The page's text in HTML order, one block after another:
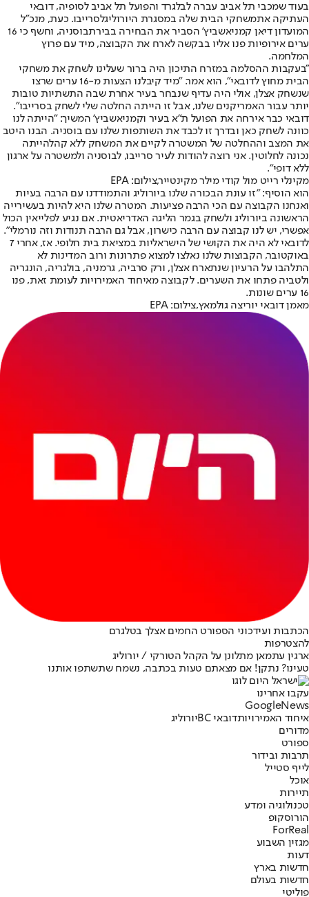
בעוד שמכבי תל אביב עברה לבלגרד והפועל תל אביב לסופיה, דובאי
העתיקה אתמשחקי הבית שלה במסגרת היורוליגלסרייבו. כעת, מנכ"ל
המועדון דיאן קמניאשביץ' הסביר את הבחירה בבירתבוסניה
, וחשף כי 16
ערים אירופיות פנו אליו בבקשה לארח את הקבוצה, מיד עם פרוץ
המלחמה.
"בעקבות ההסלמה במזרח התיכון היה ברור שעלינו לשחק את משחקי
הבית מחוץ לדובאי", הוא אמר. "מיד קיבלנו הצעות מ-16 ערים שרצו
שנשחק אצלן, אולי היה עדיף שנבחר בעיר אחרת שבה התשתיות טובות
יותר עבור האמריקנים שלנו, אבל זו הייתה החלטה שלי לשחק בסרייבו".
דובאי כבר אירחה את הפועל ת"א בעיר וקמניאשביץ' המשיך: "הייתה לנו
כוונה לשחק כאן ובדרך זו לכבד את השותפות שלנו עם בוסניה. הבנו היטב
את המצב וההחלטה של המשטרה לקיים את המשחק ללא קהלהייתה
נכונה לחלוטין. אני רוצה להודות לעיר סרייבו, לבוסניה ולמשטרה על ארגון
ללא דופי".
מקינלי רייט מול קודי מילר מקינטייר,צילום: EPA
הוא הוסיף: "זו עונת הבכורה שלנו ביורוליג והתמודדנו עם הרבה בעיות
ואנחנו הקבוצה עם הכי הרבה פציעות. המטרה שלנו היא להיות בעשירייה
הראשונה ביורוליג ולשחק בגמר הליגה האדריאטית. אם נגיע לפלייאין הכול
אפשרי, יש לנו קבוצה עם הרבה כישרון, אבל גם הרבה תנודות וזה נורמלי".
לדובאי לא היה את הקושי של הישראליות במציאת בית חלופי. אז, אחרי 7
באוקטובר, הקבוצות שלנו נאלצו למצוא פתרונות ורוב המדינות לא
התלהבו על הרעיון שנתארח אצלן, ורק סרביה, גרמניה, בולגריה, הונגריה
ולטביה פתחו את השערים. לקבוצה מאיחוד האמירויות לעומת זאת, פנו
16 ערים שונות.
מאמן דובאי יוריצה גולמאץ,צילום: EPA
הכתבות ועידכוני הספורט החמים אצלך בטלגרם
להצטרפות
ארגין עתמאן מתלונן על הקהל הטורקי / יורוליג
טעינו? נתקן! אם מצאתם טעות בכתבה, נשמח שתשתפו אותנו
עקבו אחרינו
Googl eNews
איחוד האמירויותדובאי BC
יורוליג
מדורים
ספורט
תרבות ובידור
לייף סטייל
אוכל
תיירות
טכנולוגיה ומדע
הורוסקופ
ForReal
מגזין השבוע
דעות
חדשות בארץ
חדשות בעולם
פוליטי